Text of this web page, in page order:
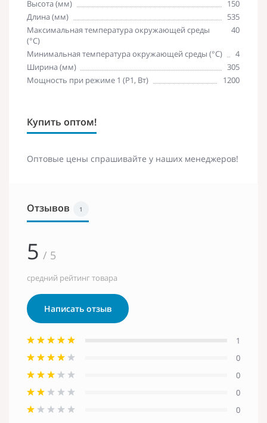
Высота (мм)
150
Длина (мм)
535
Максимальная температура окружающей среды
(°С)
40
Минимальная температура окружающей среды (°С)
4
Ширина (мм)
305
Мощность при режиме 1 (P1, Вт)
1200
Купить оптом!
Оптовые цены спрашивайте у наших менеджеров!
Отзывов 1
5 / 5
средний рейтинг товара
Написать отзыв
1
0
0
0
0